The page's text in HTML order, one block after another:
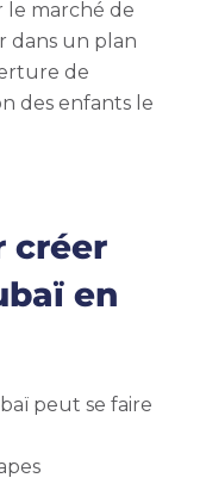
le marché de
dans un plan
de
des enfants le
créer
en
peut se faire